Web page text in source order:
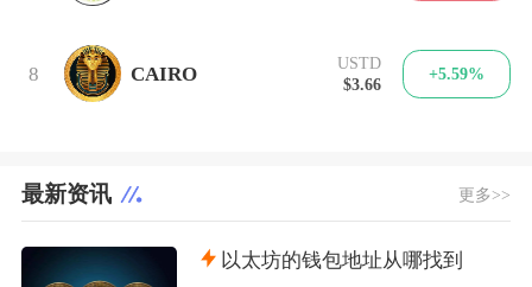
8 CAIRO
USTD
$3.66
+5.59%
最新资讯 更多>>
以太坊的钱包地址从哪找到